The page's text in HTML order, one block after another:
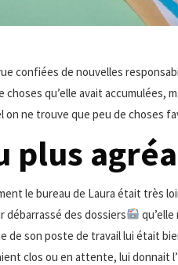
confiées de nouvelles
choses qu’elle avait accumulées,
on ne trouve que peu de choses
plus
le bureau de Laura était très
débarrassé des dossiers
de son poste de travail lui était
clos ou en attente, lui donnait